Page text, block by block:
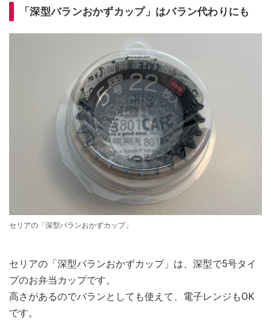
「深型バランおかずカップ」はバラン代わりにも
セリアの「深型バランおかずカップ」
セリアの「深型バランおかずカップ」は、深型で5号タイ
プのお弁当カップです。
高さがあるのでバランとしても使えて、電子レンジもOK
です。